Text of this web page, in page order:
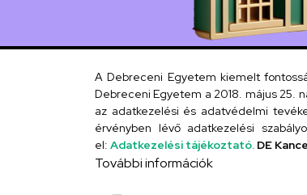
A Debreceni Egyetem kiemelt
Debreceni Egyetem a 2018. május 25.
az adatkezelési és adatvédelmi
érvényben lévő adatkezelési
el: Adatkezelési tájékoztató. DE
További információk